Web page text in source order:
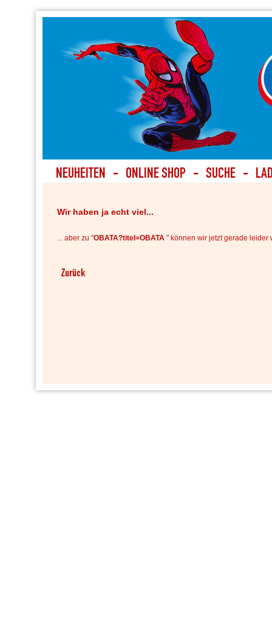
Wir haben ja echt viel...
... aber zu "OBATA?titel=OBATA " können wir jetzt gerade leider